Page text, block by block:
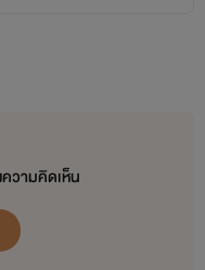
วามคิดเห็น